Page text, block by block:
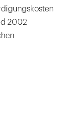
2002